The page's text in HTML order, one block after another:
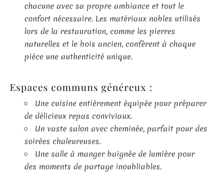
chacune avec sa propre ambiance et tout le
confort nécessaire. Les matériaux nobles utilisés
lors de la restauration, comme les pierres
naturelles et le bois ancien, confèrent à chaque
pièce une authenticité unique.
Espaces communs généreux :
Une cuisine entièrement équipée pour préparer
de délicieux repas conviviaux.
Un vaste salon avec cheminée, parfait pour des
soirées chaleureuses.
Une salle à manger baignée de lumière pour
des moments de partage inoubliables.